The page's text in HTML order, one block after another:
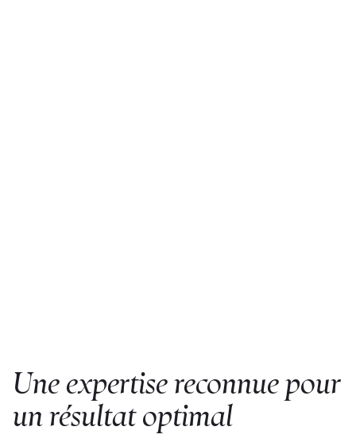
Une expertise reconnue pour
un résultat optimal